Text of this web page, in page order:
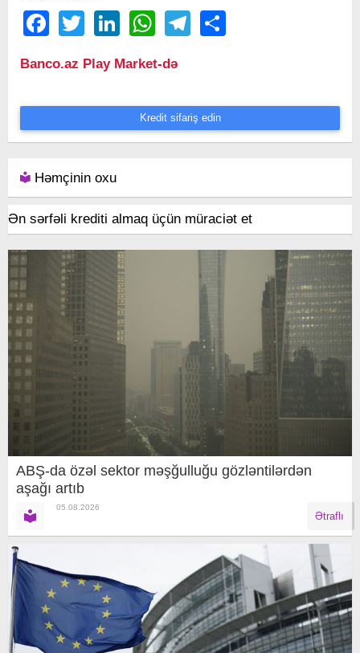
FacebookTwitter LinkedIn WhatsAppTelegram
Banco.az Play Market-də
Kredit sifariş edin
Həmçinin oxu
Ən sərfəli krediti almaq üçün müraciət et
ABŞ-da özəl sektor məşğulluğu gözləntilərdən
aşağı artıb
05.08.2026
Ətraflı